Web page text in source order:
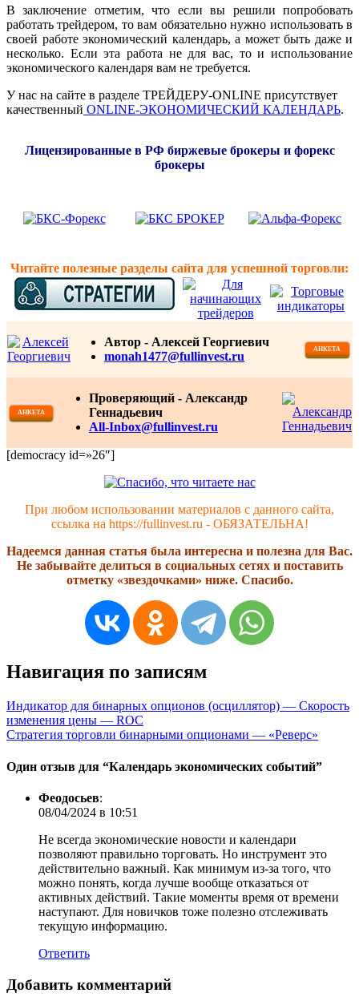
В заключение отметим, что если вы решили попробовать
работать трейдером, то вам обязательно нужно использовать в
своей работе экономический календарь, а может быть даже и
несколько. Если эта работа не для вас, то и использование
экономического календаря вам не требуется.
У нас на сайте в разделе ТРЕЙДЕРУ-ONLINE присутствует
качественный ONLINE-ЭКОНОМИЧЕСКИЙ КАЛЕНДАРЬ.
Лицензированные в РФ биржевые брокеры и форекс
брокеры
Читайте полезные разделы сайта для успешной торговли:
Автор - Алексей Георгиевич
monah1477@fullinvest.ru
АНКЕТА
АНКЕТА
Проверяющий - Александр
Геннадьевич
All-Inbox@fullinvest.ru
[democracy id=»26″]
При любом использовании материалов с данного сайта,
ссылка на https://fullinvest.ru - ОБЯЗАТЕЛЬНА!
Надеемся данная статья была интересна и полезна для Вас.
Не забывайте делиться в социальных сетях и поставить
отметку «звездочками» ниже. Спасибо.
Навигация по записям
Индикатор для бинарных опционов (осциллятор) — Скорость
изменения цены — ROC
Стратегия торговли бинарными опционами — «Реверс»
Один отзыв для “Календарь экономических событий”
Феодосьев:
08/04/2024 в 10:51
Не всегда экономические новости и календари
позволяют правильно торговать. Но инструмент это
действительно важный. Как минимум из-за того, что
можно понять, когда лучше вообще отказаться от
активных действий. Такие моменты время от времени
наступают. Для новичков тоже полезно отслеживать
текущую информацию.
Ответить
Добавить комментарий